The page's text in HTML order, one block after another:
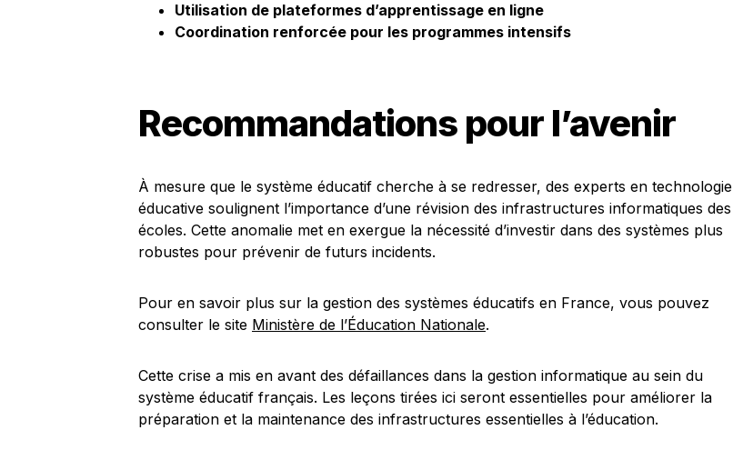
Utilisation de plateformes d’apprentissage en ligne
Coordination renforcée pour les programmes intensifs
Recommandations pour l’avenir
À mesure que le système éducatif cherche à se redresser, des experts en technologie
éducative soulignent l’importance d’une révision des infrastructures informatiques des
écoles. Cette anomalie met en exergue la nécessité d’investir dans des systèmes plus
robustes pour prévenir de futurs incidents.
Pour en savoir plus sur la gestion des systèmes éducatifs en France, vous pouvez
consulter le site Ministère de l’Éducation Nationale.
Cette crise a mis en avant des défaillances dans la gestion informatique au sein du
système éducatif français. Les leçons tirées ici seront essentielles pour améliorer la
préparation et la maintenance des infrastructures essentielles à l’éducation.